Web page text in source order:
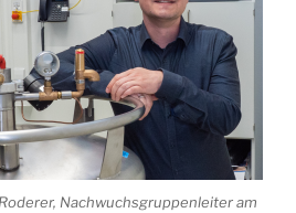
Nachwuchsgruppenleiter am